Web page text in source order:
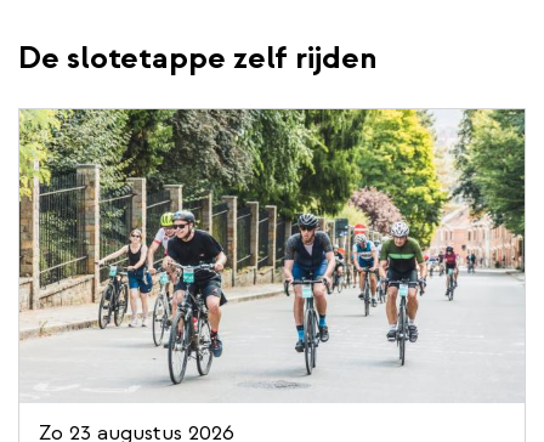
De slotetappe zelf rijden
Zo 23 augustus 2026